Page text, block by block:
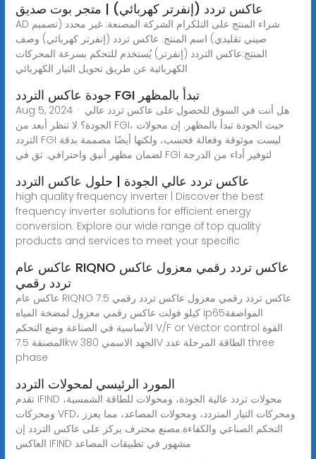
عاكس تردد (إنفرتر كهربائي) | متجر بوت صديق
AD شراء المنتج على التلكرام الشركة المصنعة: غير محدد (تصميم
صيني تقليدي) اسم المنتج: عاكس تردد (إنفرتر كهربائي) وصف
المنتج:عاكس التردد (إنفرتر) يُستخدم للتحكم بسرعة المحركات
الكهربائية عن طريق تحويل التيار الكهربائي
جودة عاكس التردد FGI تبدأ بالمظهر
Aug 5, 2024 · هل أنت في السوق للحصول على عاكس تردد عالي
الجودة؟ لا تنظر أبعد من FGI، حيث الجودة تبدأ بالمظهر. إن محولات
التردد FGI ليست موثوقة وفعالة فحسب، ولكنها أيضًا مصممة بدقة
لضمان مظهر أنيق واحترافي. ثق في FGI لتوفير أداء من الدرجة
عاكس تردد عالي الجودة | حلول عاكس التردد
high quality frequency inverter | Discover the best
frequency inverter solutions for efficient energy
conversion. Explore our wide range of top quality
products and services to meet your specific
عاكس عام RIQNO عاكس تردد رقمي معزول عاكس
تردد رقمي
عاكس عام RIQNO عاكس تردد رقمي معزول عاكس تردد رقمي 7.5
كيلو فولت عاكس رقمي معزول لمضخة المياه ip65المواصفة
الأساسية في الصناعة وضع التحكم V/F or Vector control القوة
المصنفة 7.5kw الجهد الاسمي 380V الطاقة المرحلة عدد three
phase
المورد الرئيسي لمحولات التردد
تقدم IFIND محولات تردد عالية الجودة، ومحولات للطاقة الشمسية،
ومحركات VFD، ومحركات التيار المتردد، ومحولات المصاعد، مما يعزز
التحكم الصناعي والكفاءة.مصنع محترف يركز على عاكس التردد إن
العاكس IFIND مشهور في تطبيقات المصاعد